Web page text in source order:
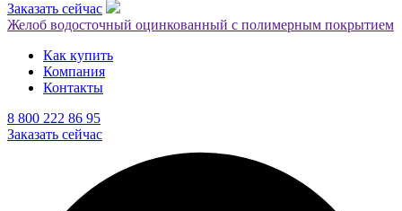
Заказать сейчас
Желоб водосточный оцинкованный с полимерным покрытием
Как купить
Компания
Контакты
8 800 222 86 95
Заказать сейчас